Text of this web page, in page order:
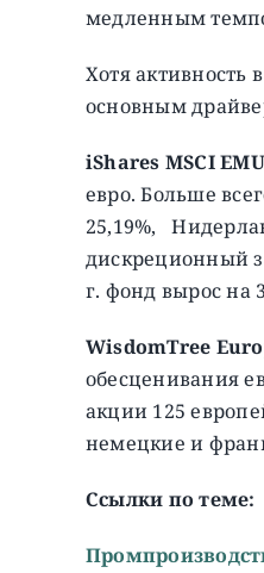
медленным
Хотя активность
основным
iShares MSCI
евро. Больше
25,19%,
дискреционный
г. фонд вырос на
WisdomTree
обесценивания
акции 125
немецкие и
Ссылки по теме: